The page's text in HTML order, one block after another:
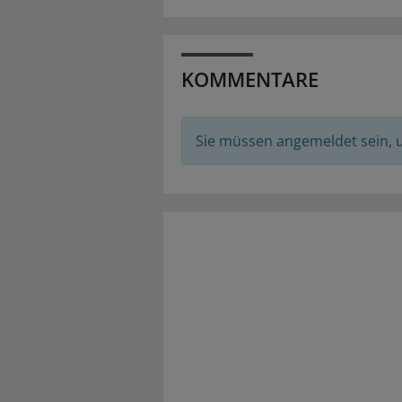
KOMMENTARE
Sie müssen angemeldet